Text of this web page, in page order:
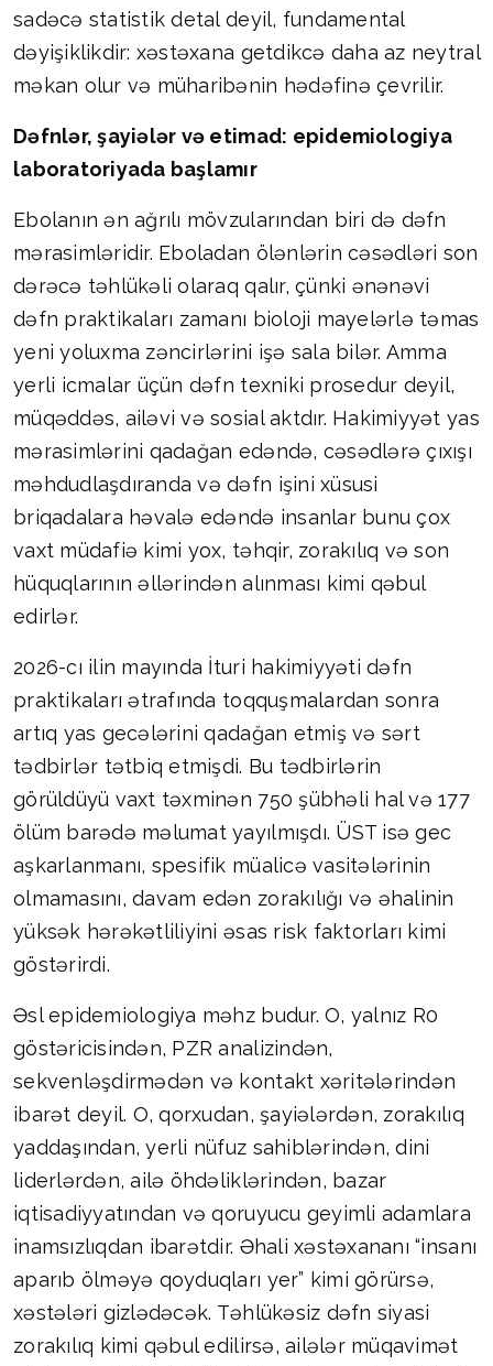
sadəcə statistik detal deyil, fundamental
dəyişiklikdir: xəstəxana getdikcə daha az neytral
məkan olur və müharibənin hədəfinə çevrilir.
Dəfnlər, şayiələr və etimad: epidemiologiya
laboratoriyada başlamır
Ebolanın ən ağrılı mövzularından biri də dəfn
mərasimləridir. Eboladan ölənlərin cəsədləri son
dərəcə təhlükəli olaraq qalır, çünki ənənəvi
dəfn praktikaları zamanı bioloji mayelərlə təmas
yeni yoluxma zəncirlərini işə sala bilər. Amma
yerli icmalar üçün dəfn texniki prosedur deyil,
müqəddəs, ailəvi və sosial aktdır. Hakimiyyət yas
mərasimlərini qadağan edəndə, cəsədlərə çıxışı
məhdudlaşdıranda və dəfn işini xüsusi
briqadalara həvalə edəndə insanlar bunu çox
vaxt müdafiə kimi yox, təhqir, zorakılıq və son
hüquqlarının əllərindən alınması kimi qəbul
edirlər.
2026-cı ilin mayında İturi hakimiyyəti dəfn
praktikaları ətrafında toqquşmalardan sonra
artıq yas gecələrini qadağan etmiş və sərt
tədbirlər tətbiq etmişdi. Bu tədbirlərin
görüldüyü vaxt təxminən 750 şübhəli hal və 177
ölüm barədə məlumat yayılmışdı. ÜST isə gec
aşkarlanmanı, spesifik müalicə vasitələrinin
olmamasını, davam edən zorakılığı və əhalinin
yüksək hərəkətliliyini əsas risk faktorları kimi
göstərirdi.
Əsl epidemiologiya məhz budur. O, yalnız R0
göstəricisindən, PZR analizindən,
sekvenləşdirmədən və kontakt xəritələrindən
ibarət deyil. O, qorxudan, şayiələrdən, zorakılıq
yaddaşından, yerli nüfuz sahiblərindən, dini
liderlərdən, ailə öhdəliklərindən, bazar
iqtisadiyyatından və qoruyucu geyimli adamlara
inamsızlıqdan ibarətdir. Əhali xəstəxananı “insanı
aparıb ölməyə qoyduqları yer” kimi görürsə,
xəstələri gizlədəcək. Təhlükəsiz dəfn siyasi
zorakılıq kimi qəbul edilirsə, ailələr müqavimət